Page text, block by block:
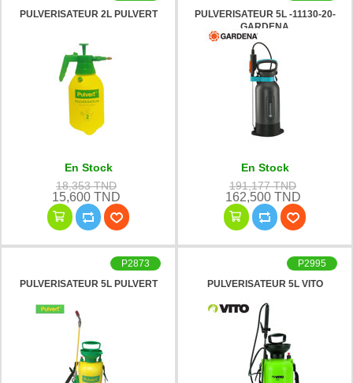
PULVERISATEUR 2L PULVERT
En Stock
18,353 TND
15,600 TND
PULVERISATEUR 5L -11130-20-
GARDENA
En Stock
191,177 TND
162,500 TND
PULVERISATEUR 5L PULVERT
P2873
PULVERISATEUR 5L VITO
P2995